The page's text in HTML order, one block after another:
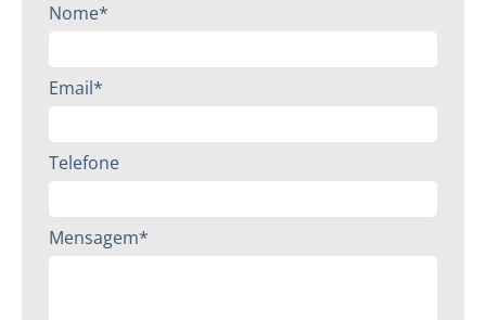
Nome*
Email*
Telefone
Mensagem*